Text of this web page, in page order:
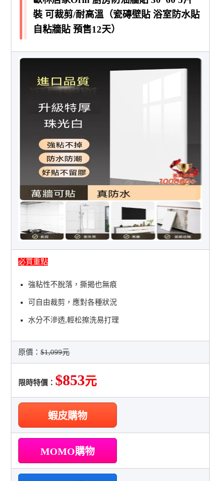
裝 可裁剪/耐高溫（瓷磚壁貼 浴室防水貼
自粘牆貼 預售12天）
必買重點
強粘性不脫落，撕揭也無痕
可自由裁剪，應對各種狀況
水分不滲透,輕松擦洗易打理
原價：$1,099元
限時特價： $853元
蝦皮購物
MOMO購物